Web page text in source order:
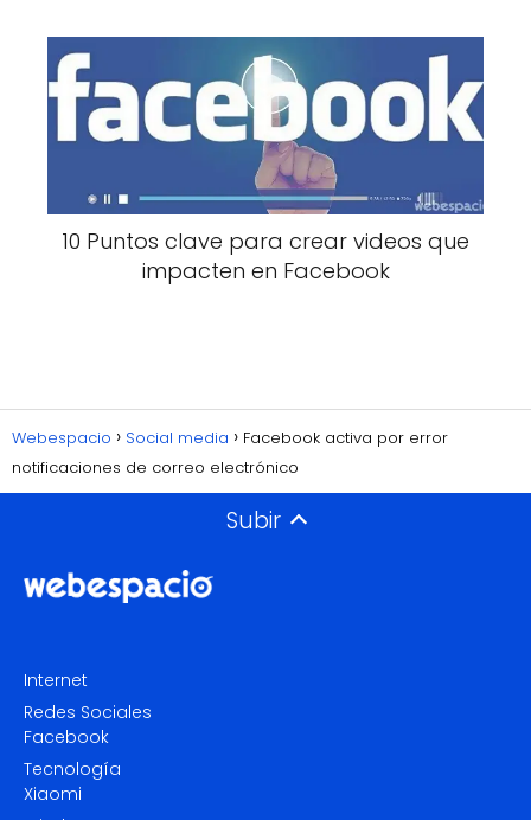
10 Puntos clave para crear videos que
impacten en Facebook
Webespacio Social media
Facebook activa por error
notificaciones de correo electrónico
Subir
Internet
Redes Sociales
Facebook
Tecnología
Xiaomi